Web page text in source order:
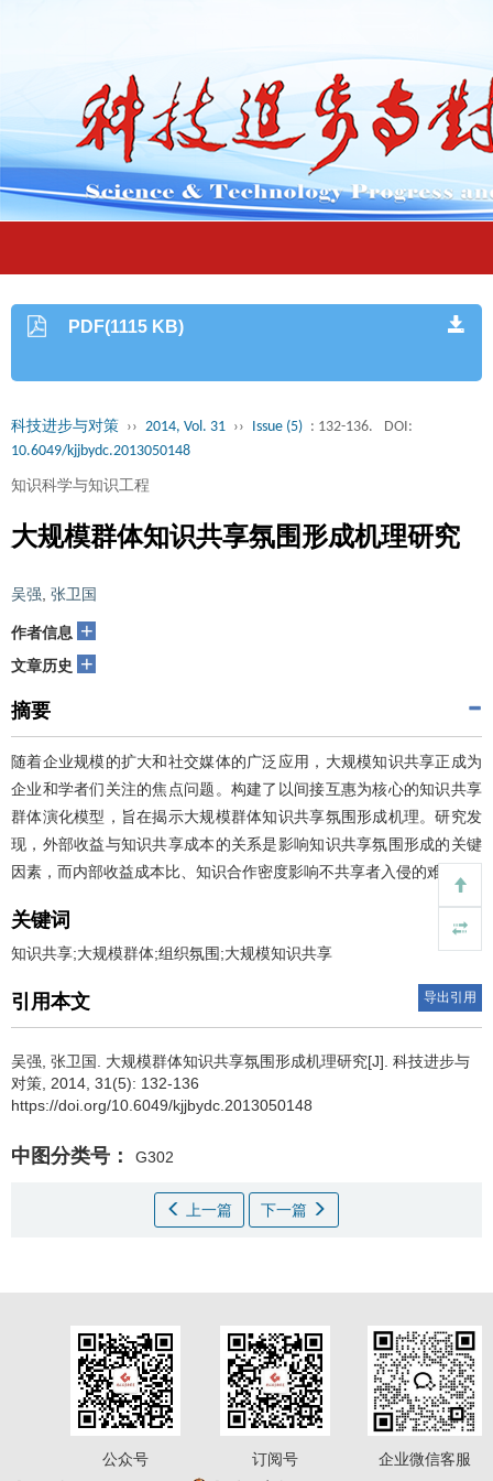
PDF(1115 KB)
科技进步与对策 ›› 2014, Vol. 31 ›› Issue (5) : 132-136.
DOI:
10.6049/kjjbydc.2013050148
知识科学与知识工程
大规模群体知识共享氛围形成机理研究
吴强 张卫国
作者信息 +
文章历史 +
摘要
随着企业规模的扩大和社交媒体的广泛应用，大规模知识共享正成为
企业和学者们关注的焦点问题。构建了以间接互惠为核心的知识共享
群体演化模型，旨在揭示大规模群体知识共享氛围形成机理。研究发
现，外部收益与知识共享成本的关系是影响知识共享氛围形成的关键
因素，而内部收益成本比、知识合作密度影响不共享者入侵的难度。
关键词
知识共享;大规模群体;组织氛围;大规模知识共享
引用本文 导出引用
吴强 张卫国
大规模群体知识共享氛围形成机理研究[J]. 科技进步与
对策, 2014, 31(5): 132-136
https://doi.org/10.6049/kjjbydc.2013050148
中图分类号： G302
上一篇 下一篇
公众号 订阅号
企业微信客服